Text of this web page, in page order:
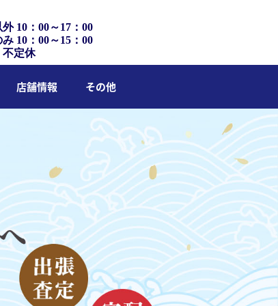
10：00～17：00
10：00～15：00
不定休
店舗情報 その他